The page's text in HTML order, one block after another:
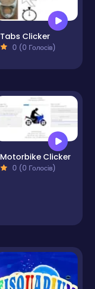
Tabs Clicker
0 (0 Голосів)
Motorbike Clicker
0 (0 Голосів)